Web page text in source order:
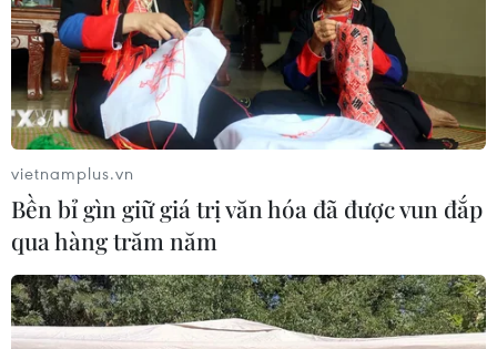
cảnh sát điều tra theo hướng khủng bố giữa lúc các
hành vi thù ghét tôn giáo gia tăng.
vietnamplus.vn
Bền bỉ gìn giữ giá trị văn hóa đã được vun đắp
qua hàng trăm năm